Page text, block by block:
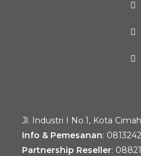
Jl. Industri I No.1, Kota
Info & Pemesanan:
Partnership Reseller: